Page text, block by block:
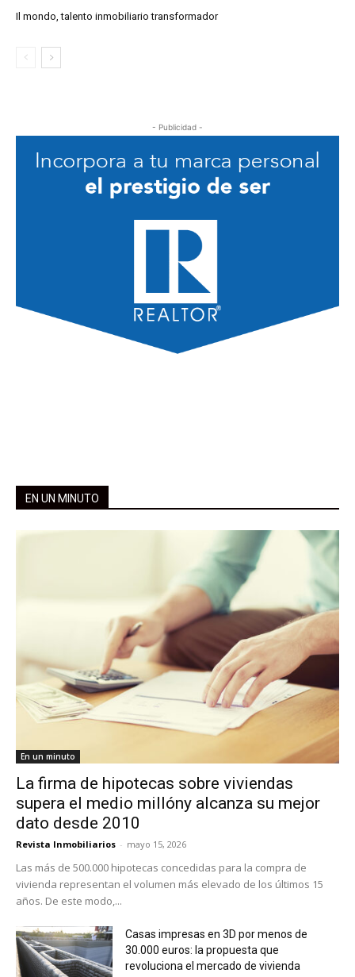
Il mondo, talento inmobiliario transformador
- Publicidad -
EN UN MINUTO
En un minuto
La firma de hipotecas sobre viviendas
supera el medio millóny alcanza su mejor
dato desde 2010
Revista Inmobiliarios - mayo 15, 2026
Las más de 500.000 hipotecas concedidas para la compra de
vivienda representan el volumen más elevado de los últimos 15
años. De este modo,...
Casas impresas en 3D por menos de
30.000 euros: la propuesta que
revoluciona el mercado de vivienda